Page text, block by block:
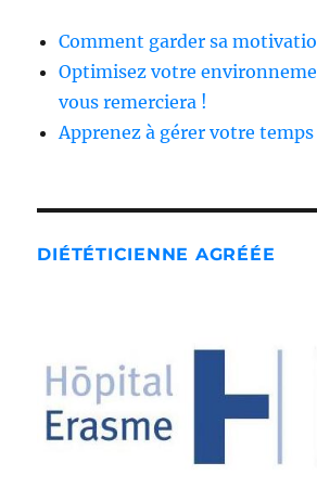
Comment garder sa
Optimisez votre
vous remerciera !
Apprenez à gérer votre temps
DIÉTÉTICIENNE AGRÉÉE